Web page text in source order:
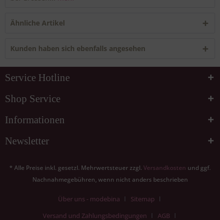
Ähnliche Artikel
Kunden haben sich ebenfalls angesehen
Service Hotline
Shop Service
Informationen
Newsletter
* Alle Preise inkl. gesetzl. Mehrwertsteuer zzgl. Versandkosten und ggf.
Nachnahmegebühren, wenn nicht anders beschrieben
Über uns - modebina
Sitemap
Versand und Zahlungsbedingungen
AGB